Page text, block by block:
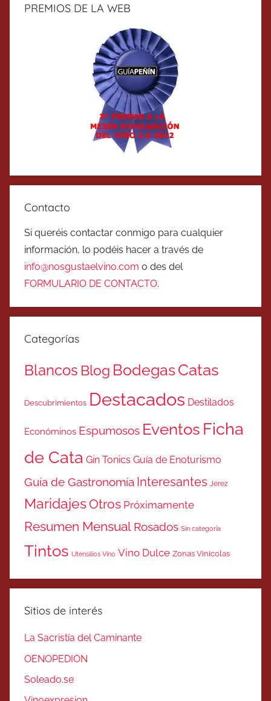
PREMIOS DE LA WEB
Contacto
Si queréis contactar conmigo para cualquier
información, lo podéis hacer a través de
info@nosgustaelvino.com o des del
FORMULARIO DE CONTACTO.
Categorías
Blancos Blog BodegasCatas
Descubrimientos Destacados Destilados
Económinos Espumosos Eventos Ficha
de Cata Gin Tonics Guía de Enoturismo
Guía de Gastronomía Interesantes Jerez
MaridajesOtros Próximamente
Resumen Mensual Rosados Sin categoría
Tintos Utensilios Vino Vino Dulce Zonas Vinicolas
Sitios de interés
La Sacristía del Caminante
OENOPEDION
Soleado.se